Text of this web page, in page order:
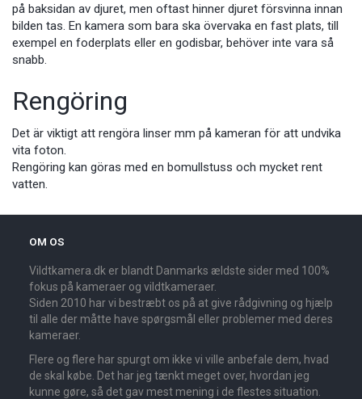
på baksidan av djuret, men oftast hinner djuret försvinna innan
bilden tas. En kamera som bara ska övervaka en fast plats, till
exempel en foderplats eller en godisbar, behöver inte vara så
snabb.
Rengöring
Det är viktigt att rengöra linser mm på kameran för att undvika
vita foton.
Rengöring kan göras med en bomullstuss och mycket rent
vatten.
OM OS
Vildtkamera.dk er blandt Danmarks ældste sider med 100%
fokus på kameraer og vildtkameraer.
Siden 2010 har vi bestræbt os på at give rådgivning og hjælp
til alle der måtte have spørgsmål eller problemer med deres
kameraer.
Flere og flere har spurgt om ikke vi ville anbefale dem, hvad
de skal købe. Det har jeg tænkt meget over, hvordan jeg
kunne gøre, så det gav mest mening i de flestes situation.